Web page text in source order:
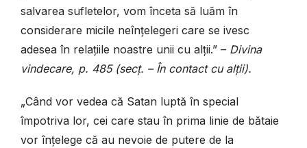
salvarea sufletelor, vom înceta să luăm în
considerare micile neînțelegeri care se ivesc
adesea în relațiile noastre unii cu alții.” – Divina
vindecare, p. 485 (secț. – În contact cu alții).
„Când vor vedea că Satan luptă în special
împotriva lor, cei care stau în prima linie de bătaie
vor înțelege că au nevoie de putere de la